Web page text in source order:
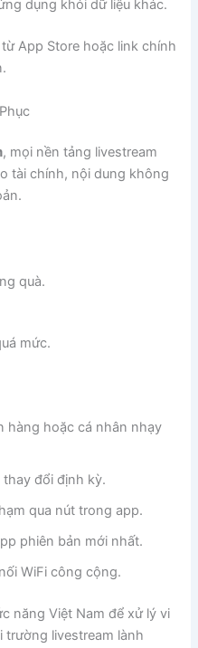
dụng khỏi dữ liệu khác.
App Store hoặc link chính
, mọi nền tảng livestream
tài chính, nội dung không
quà.
mức.
hàng hoặc cá nhân nhạy
thay đổi định kỳ.
qua nút trong app.
phiên bản mới nhất.
WiFi công cộng.
năng Việt Nam để xử lý vi
livestream lành